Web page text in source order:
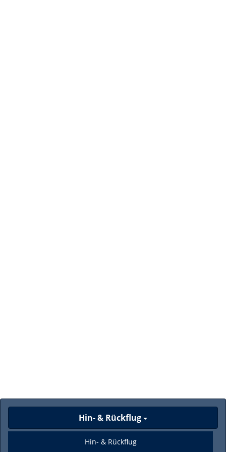
Hin- & Rückflug
Hin- & Rückflug